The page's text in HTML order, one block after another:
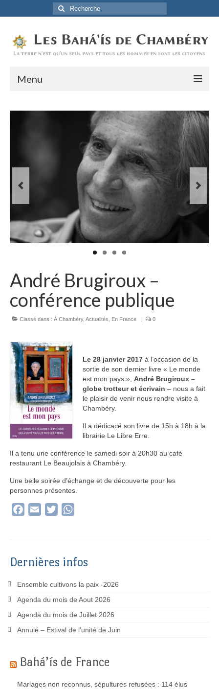
Rechercher
:
Menu
Être Baha’i au quotidien
Un débordement d’actions
Actualités
André Brugiroux –
conférence publique
Classé dans : À Chambéry, Actualités En France | 0
Le 28 janvier 2017 à l’occasion de la
sortie de son dernier livre « Le monde
est mon pays », André Brugiroux –
globe trotteur et écrivain – nous a fait
le plaisir de venir nous rendre visite à
Chambéry.
Il a dédicacé son livre de 15h à 18h à la
librairie Le Libre Erre.
Il a tenu une conférence le samedi soir à 20h30 au café
restaurant Le Beaujolais à Chambéry.
Une belle soirée d’échange et de découverte pour les
personnes présentes.
Facebook
Email Twitter
Dernières infos
Ensemble cultivons la paix -2026
Agenda du mois de Aout 2026
Agenda du mois de Juillet 2026
Annulé – Estival de l’unité de Juin
Bahá’ís de France
Mariages non reconnus, sépultures refusées : 114 élus